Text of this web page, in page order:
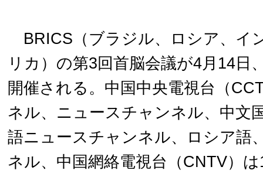
BRICS（ブラジル、ロシア、イ
リカ）の第3回首脳会議が4月14日
開催される。中国中央電視台（
ネル、ニュースチャンネル、中文
語ニュースチャンネル、ロシア語
ネル、中国網絡電視台（CNTV）